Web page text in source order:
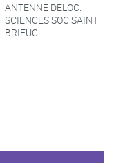
ANTENNE DELOC.
SCIENCES SOC SAINT
BRIEUC